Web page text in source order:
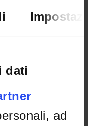
dati
ad
Tourist-